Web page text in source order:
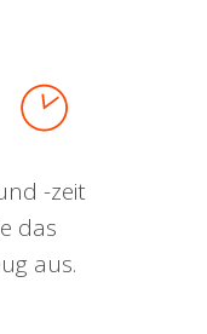
-zeit
das
aus.